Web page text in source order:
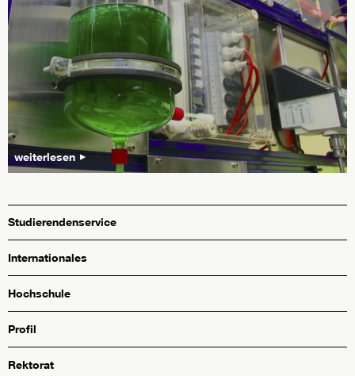
weiterlesen
Studierendenservice
Internationales
Hochschule
Profil
Rektorat